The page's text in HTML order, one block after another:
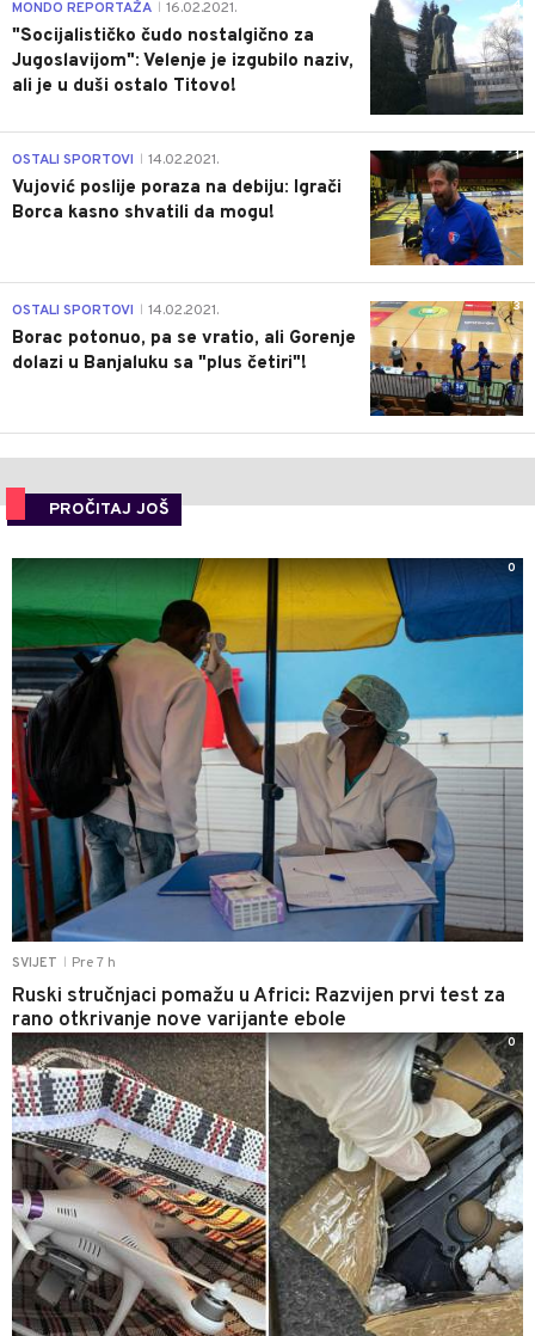
4
MONDO REPORTAŽA 16.02.2021.
"Socijalističko čudo nostalgično za
Jugoslavijom": Velenje je izgubilo naziv,
ali je u duši ostalo Titovo!
1
OSTALI SPORTOVI 14.02.2021.
Vujović poslije poraza na debiju: Igrači
Borca kasno shvatili da mogu!
3
OSTALI SPORTOVI 14.02.2021.
Borac potonuo, pa se vratio, ali Gorenje
dolazi u Banjaluku sa "plus četiri"!
PROČITAJ JOŠ
SVIJET Pre 7 h
Ruski stručnjaci pomažu u Africi: Razvijen prvi test za
rano otkrivanje nove varijante ebole
0
0